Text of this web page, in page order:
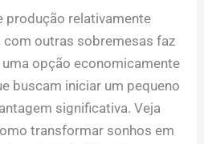
produção relativamente
com outras sobremesas faz
opção economicamente
buscam iniciar um pequeno
significativa. Veja
transformar sonhos em